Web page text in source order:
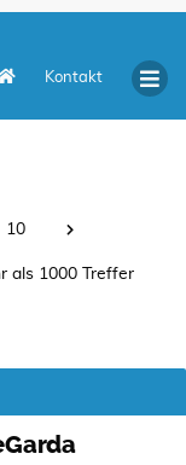
Kontakt
10
als 1000 Treffer